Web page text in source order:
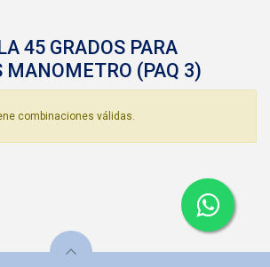
45 GRADOS PARA
MANOMETRO (PAQ 3)
combinaciones válidas.